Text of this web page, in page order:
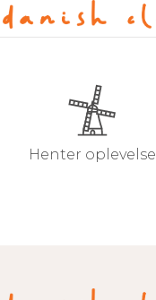
Henter oplevelse